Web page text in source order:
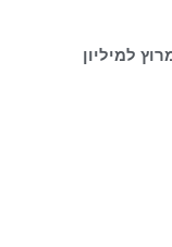
למיליון